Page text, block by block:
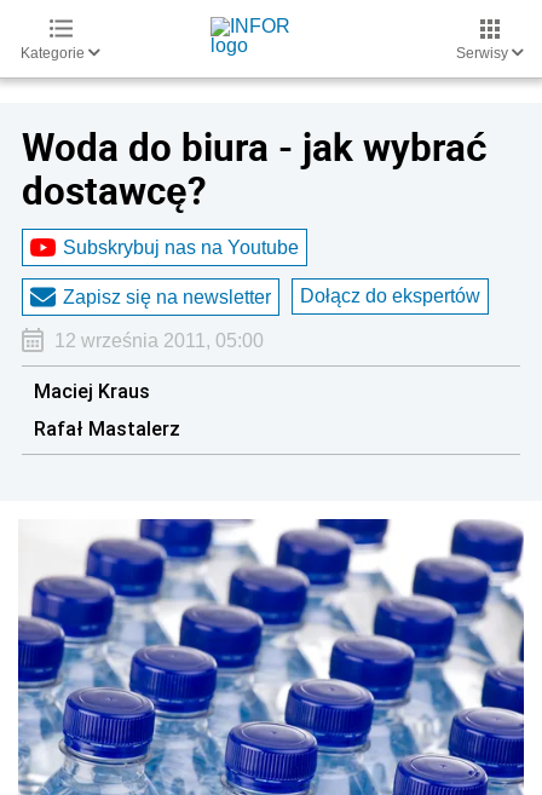
Kategorie Serwisy
Woda do biura - jak wybrać
dostawcę?
Subskrybuj nas na Youtube
Zapisz się na newsletter Dołącz do ekspertów
12 września 2011, 05:00
Maciej Kraus
Rafał Mastalerz